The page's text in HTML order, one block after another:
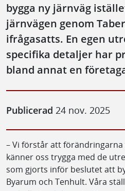
bygga ny järnväg
järnvägen genom
ifrågasatts. En egen
specifika detaljer har
bland annat en
Publicerad 24 nov. 2025
– Vi förstår att
känner oss trygga med de
som gjorts inför beslutet att
Byarum och Tenhult. Våra